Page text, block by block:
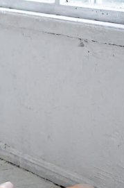
Данные для обучения
ИИ